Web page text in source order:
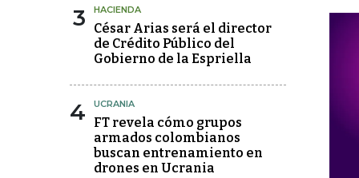
3 HACIENDA
César Arias será el director
de Crédito Público del
Gobierno de la Espriella
4 UCRANIA
FT revela cómo grupos
armados colombianos
buscan entrenamiento en
drones en Ucrania